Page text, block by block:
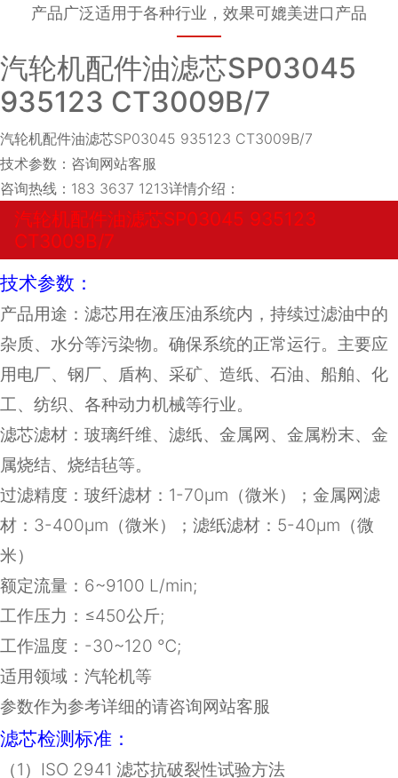
产品广泛适用于各种行业，效果可媲美进口产品
汽轮机配件油滤芯SP03045
935123 CT3009B/7
汽轮机配件油滤芯SP03045 935123 CT3009B/7
技术参数：咨询网站客服
咨询热线：183 3637 1213详情介绍：
汽轮机配件油滤芯SP03045 935123
CT3009B/7
技术参数：
产品用途：滤芯用在液压油系统内，持续过滤油中的
杂质、水分等污染物。确保系统的正常运行。主要应
用电厂、钢厂、盾构、采矿、造纸、石油、船舶、化
工、纺织、各种动力机械等行业。
滤芯滤材： 玻璃纤维、滤纸、金属网、金属粉末、金
属烧结、烧结毡等。
过滤精度：玻纤滤材：1-70μm（微米）；金属网滤
材：3-400μm（微米）；滤纸滤材：5-40μm（微
米）
额定流量： 6~9100 L/min;
工作压力：≤450公斤;
工作温度： -30~120 ℃;
适用领域：汽轮机等
参数作为参考详细的请咨询网站客服
滤芯检测标准：
（1 ） ISO 2941 滤芯抗破裂性试验方法